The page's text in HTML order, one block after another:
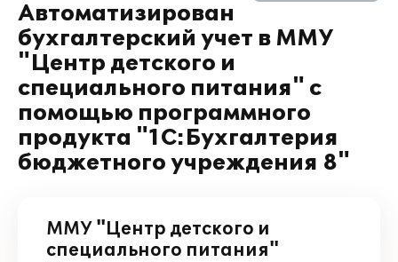
Автоматизирован
бухгалтерский учет в ММУ
"Центр детского и
специального питания" с
помощью программного
продукта "1С:Бухгалтерия
бюджетного учреждения 8"
ММУ "Центр детского и
специального питания"